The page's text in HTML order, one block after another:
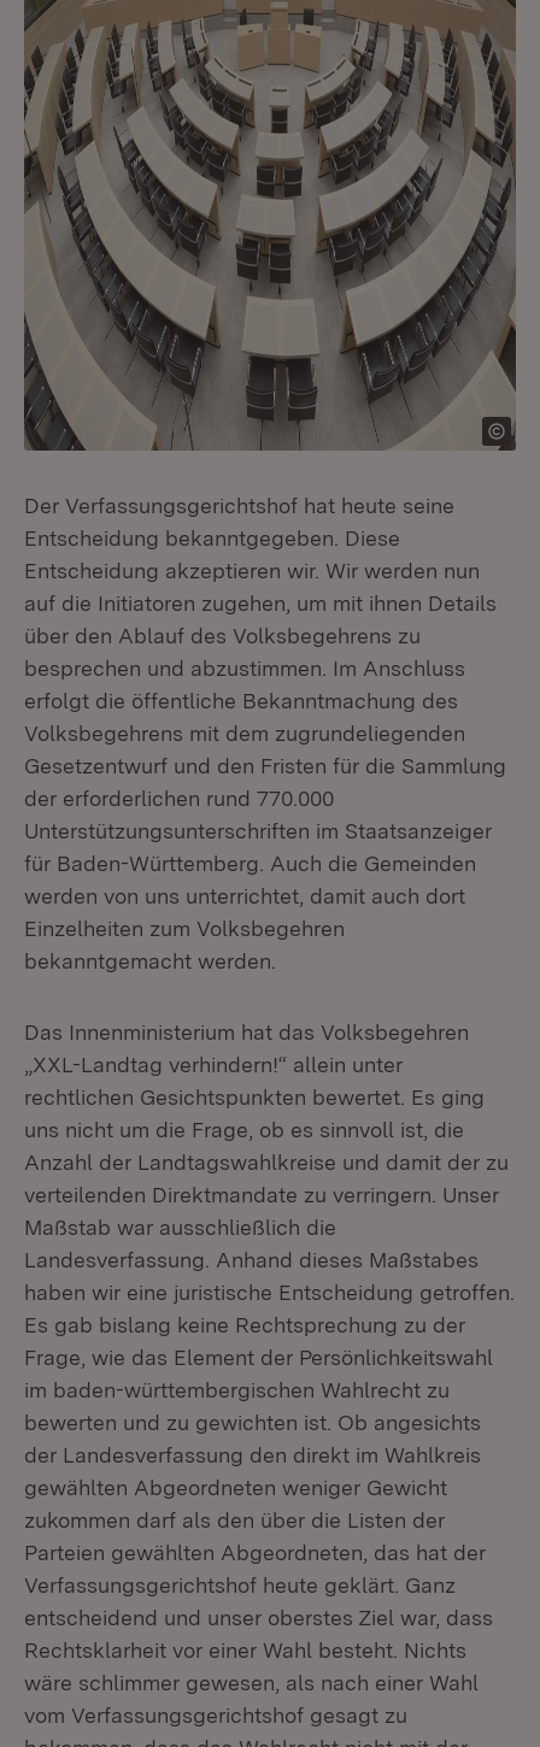
Der Verfassungsgerichtshof hat heute seine
Entscheidung bekanntgegeben. Diese
Entscheidung akzeptieren wir. Wir werden nun
auf die Initiatoren zugehen, um mit ihnen Details
über den Ablauf des Volksbegehrens zu
besprechen und abzustimmen. Im Anschluss
erfolgt die öffentliche Bekanntmachung des
Volksbegehrens mit dem zugrundeliegenden
Gesetzentwurf und den Fristen für die Sammlung
der erforderlichen rund 770.000
Unterstützungsunterschriften im Staatsanzeiger
für Baden-Württemberg. Auch die Gemeinden
werden von uns unterrichtet, damit auch dort
Einzelheiten zum Volksbegehren
bekanntgemacht werden.
Das Innenministerium hat das Volksbegehren
„XXL-Landtag verhindern!“ allein unter
rechtlichen Gesichtspunkten bewertet. Es ging
uns nicht um die Frage, ob es sinnvoll ist, die
Anzahl der Landtagswahlkreise und damit der zu
verteilenden Direktmandate zu verringern. Unser
Maßstab war ausschließlich die
Landesverfassung. Anhand dieses Maßstabes
haben wir eine juristische Entscheidung getroffen.
Es gab bislang keine Rechtsprechung zu der
Frage, wie das Element der Persönlichkeitswahl
im baden-württembergischen Wahlrecht zu
bewerten und zu gewichten ist. Ob angesichts
der Landesverfassung den direkt im Wahlkreis
gewählten Abgeordneten weniger Gewicht
zukommen darf als den über die Listen der
Parteien gewählten Abgeordneten, das hat der
Verfassungsgerichtshof heute geklärt. Ganz
entscheidend und unser oberstes Ziel war, dass
Rechtsklarheit vor einer Wahl besteht. Nichts
wäre schlimmer gewesen, als nach einer Wahl
vom Verfassungsgerichtshof gesagt zu